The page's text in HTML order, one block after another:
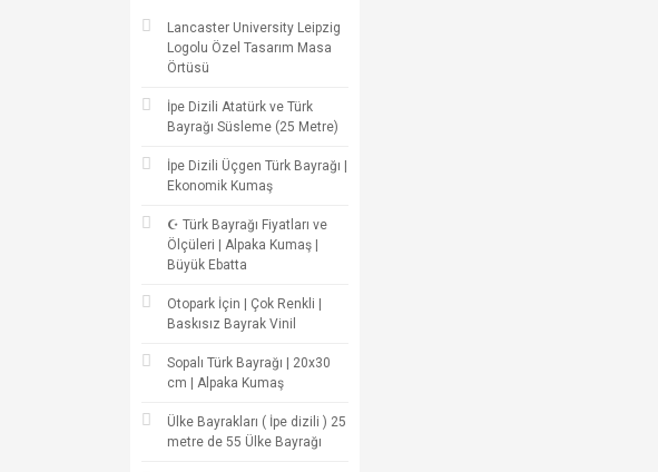
Lancaster University Leipzig
Logolu Özel Tasarım Masa
Örtüsü
İpe Dizili Atatürk ve Türk
Bayrağı Süsleme (25 Metre)
İpe Dizili Üçgen Türk Bayrağı |
Ekonomik Kumaş
☪ Türk Bayrağı Fiyatları ve
Ölçüleri | Alpaka Kumaş |
Büyük Ebatta
Otopark İçin | Çok Renkli |
Baskısız Bayrak Vinil
Sopalı Türk Bayrağı | 20x30
cm | Alpaka Kumaş
Ülke Bayrakları ( İpe dizili ) 25
metre de 55 Ülke Bayrağı